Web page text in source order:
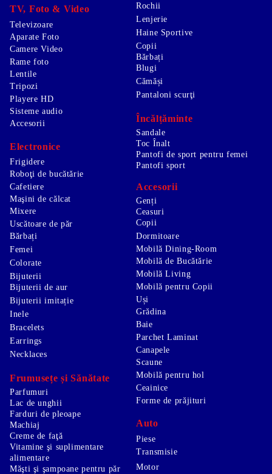
TV, Foto & Video
Televizoare
Aparate Foto
Camere Video
Rame foto
Lentile
Tripozi
Playere HD
Sisteme audio
Accesorii
Electronice
Frigidere
Roboţi de bucătărie
Cafetiere
Maşini de călcat
Mixere
Uscătoare de păr
Rochii
Lenjerie
Haine Sportive
Copii
Bărbați
Blugi
Cămăși
Pantaloni scurţi
Încălțăminte
Sandale
Toc Înalt
Pantofi de sport pentru femei
Pantofi sport
Accesorii
Genți
Ceasuri
Copii
Bărbați
Femei
Colorate
Bijuterii
Bijuterii de aur
Bijuterii imitație
Inele
Bracelets
Earrings
Necklaces
Frumusețe și Sănătate
Parfumuri
Lac de unghii
Farduri de pleoape
Machiaj
Creme de faţă
Vitamine şi suplimentare
alimentare
Măşti şi şampoane pentru păr
Dormitoare
Mobilă Dining-Room
Mobilă de Bucătărie
Mobilă Living
Mobilă pentru Copii
Uși
Grădina
Baie
Parchet Laminat
Canapele
Scaune
Mobilă pentru hol
Ceainice
Forme de prăjituri
Auto
Piese
Transmisie
Motor